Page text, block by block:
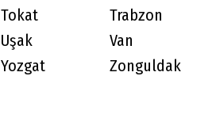
Tokat
Trabzon
Uşak
Van
Yozgat Zonguldak